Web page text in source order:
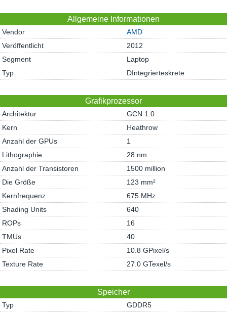
Allgemeine Informationen
Vendor
AMD
Veröffentlicht
2012
Segment
Laptop
Typ
DIntegrierteskrete
Grafikprozessor
Architektur
GCN 1.0
Kern
Heathrow
Anzahl der GPUs
1
Lithographie
28 nm
Anzahl der Transistoren
1500 million
Die Größe
123 mm²
Kernfrequenz
675 MHz
Shading Units
640
ROPs
16
TMUs
40
Pixel Rate
10.8 GPixel/s
Texture Rate
27.0 GTexel/s
Speicher
Typ
GDDR5